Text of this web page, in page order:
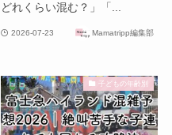
どれくらい混む？」「...
2026-07-23 Mamatripp編集部
子どもの年齢別